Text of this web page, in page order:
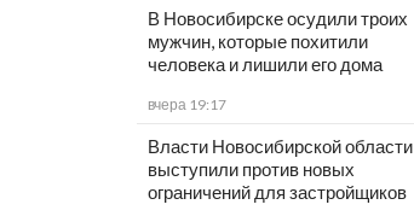
В Новосибирске осудили троих
мужчин, которые похитили
человека и лишили его дома
вчера 19:17
Власти Новосибирской области
выступили против новых
ограничений для застройщиков